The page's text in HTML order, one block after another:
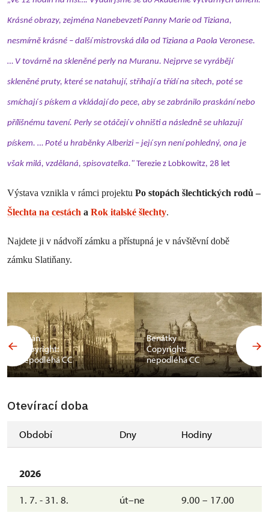
Krásné obrazy, zejména Nanebevzetí Panny Marie od Tiziana,
nesmírně krásné – další mistrovská díla od Tiziana a Paola Veronese.
… V továrně na skleněné perly na Muranu. Nejprve se vyrábějí
skleněné pruty, které se natahují, stříhají a třídí na sítech, poté se
smíchají s pískem a vkládají do pece, aby se zabránilo praskání nebo
přílišnému tavení. Perly se otáčejí v ohništi a následně se uhlazují
pískem. … Poté u hraběnky Alberizi – její syn není pohledný, ona je
však milá, vzdělaná, spisovatelka." Terezie z Lobkowitz, 28 let
Výstava vznikla v rámci projektu Po stopách šlechtických rodů –
Šlechta na cestách a Rok italské šlechty.
Najdete ji v nádvoří zámku a přístupná je v návštěvní době
zámku Slatiňany.
Milán
Copyright:
nepodléhá CC
Benátky
Copyright:
nepodléhá CC
Otevírací doba
Období Dny Hodiny
2026
1. 7. - 31. 8. út–ne 9.00 – 17.00